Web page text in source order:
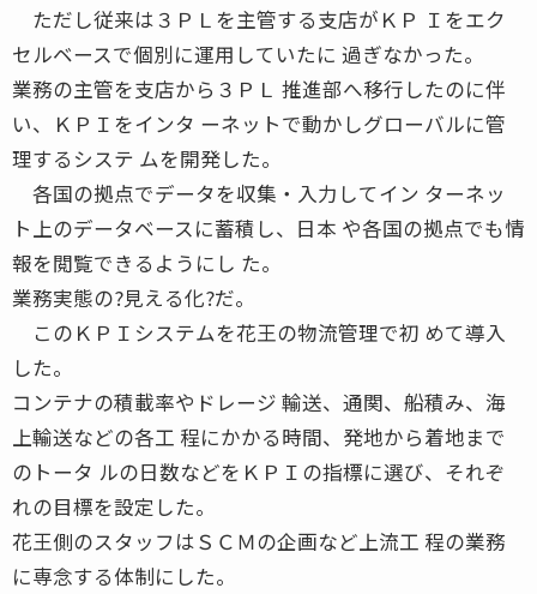
ただし従来は３ＰＬを主管する支店がＫＰ Ｉをエク
セルベースで個別に運用していたに 過ぎなかった。
業務の主管を支店から３ＰＬ 推進部へ移行したのに伴
い、ＫＰＩをインタ ーネットで動かしグローバルに管
理するシステ ムを開発した。
各国の拠点でデータを収集・入力してイン ターネッ
ト上のデータベースに蓄積し、日本 や各国の拠点でも情
報を閲覧できるようにし た。
業務実態の?見える化?だ。
このＫＰＩシステムを花王の物流管理で初 めて導入
した。
コンテナの積載率やドレージ 輸送、通関、船積み、海
上輸送などの各工 程にかかる時間、発地から着地まで
のトータ ルの日数などをＫＰＩの指標に選び、それぞ
れの目標を設定した。
花王側のスタッフはＳＣＭの企画など上流工 程の業務
に専念する体制にした。